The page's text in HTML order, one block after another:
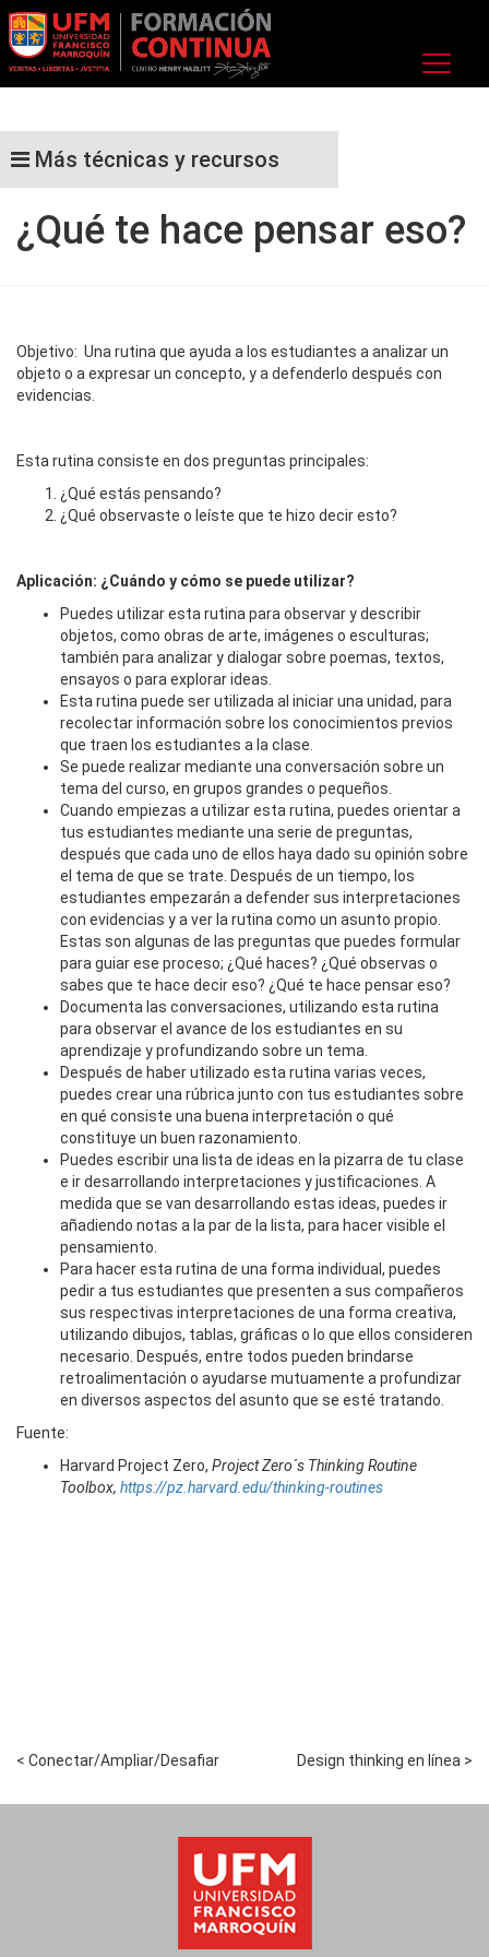
Más técnicas y recursos
¿Qué te hace pensar eso?
Objetivo: Una rutina que ayuda a los estudiantes a analizar un
objeto o a expresar un concepto, y a defenderlo después con
evidencias.
Esta rutina consiste en dos preguntas principales:
¿Qué estás pensando?
¿Qué observaste o leíste que te hizo decir esto?
Aplicación: ¿Cuándo y cómo se puede utilizar?
Puedes utilizar esta rutina para observar y describir
objetos, como obras de arte, imágenes o esculturas;
también para analizar y dialogar sobre poemas, textos,
ensayos o para explorar ideas.
Esta rutina puede ser utilizada al iniciar una unidad, para
recolectar información sobre los conocimientos previos
que traen los estudiantes a la clase.
Se puede realizar mediante una conversación sobre un
tema del curso, en grupos grandes o pequeños.
Cuando empiezas a utilizar esta rutina, puedes orientar a
tus estudiantes mediante una serie de preguntas,
después que cada uno de ellos haya dado su opinión sobre
el tema de que se trate. Después de un tiempo, los
estudiantes empezarán a defender sus interpretaciones
con evidencias y a ver la rutina como un asunto propio.
Estas son algunas de las preguntas que puedes formular
para guiar ese proceso; ¿Qué haces? ¿Qué observas o
sabes que te hace decir eso? ¿Qué te hace pensar eso?
Documenta las conversaciones, utilizando esta rutina
para observar el avance de los estudiantes en su
aprendizaje y profundizando sobre un tema.
Después de haber utilizado esta rutina varias veces,
puedes crear una rúbrica junto con tus estudiantes sobre
en qué consiste una buena interpretación o qué
constituye un buen razonamiento.
Puedes escribir una lista de ideas en la pizarra de tu clase
e ir desarrollando interpretaciones y justificaciones. A
medida que se van desarrollando estas ideas, puedes ir
añadiendo notas a la par de la lista, para hacer visible el
pensamiento.
Para hacer esta rutina de una forma individual, puedes
pedir a tus estudiantes que presenten a sus compañeros
sus respectivas interpretaciones de una forma creativa,
utilizando dibujos, tablas, gráficas o lo que ellos consideren
necesario. Después, entre todos pueden brindarse
retroalimentación o ayudarse mutuamente a profundizar
en diversos aspectos del asunto que se esté tratando.
Fuente:
Harvard Project Zero, Project Zero´s Thinking Routine
Toolbox, https://pz.harvard.edu/thinking-routines
< Conectar/Ampliar/Desafiar Design thinking en línea >